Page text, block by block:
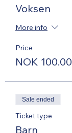
Voksen
More info
Price
NOK 100.00
Sale ended
Ticket type
Barn